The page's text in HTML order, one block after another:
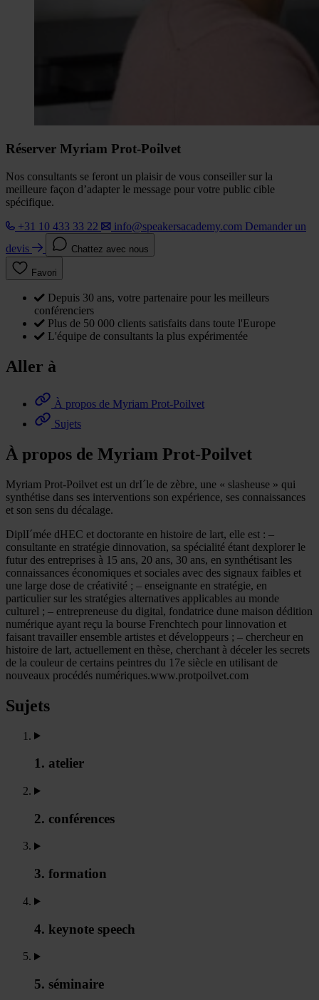
Réserver Myriam Prot-Poilvet
Nos consultants se feront un plaisir de vous conseiller sur la
meilleure façon d’adapter le message pour votre public cible
spécifique.
+31 10 433 33 22
info@speakersacademy.com Demander un
devis
Chattez avec nous
Favori
Depuis 30 ans, votre partenaire pour les meilleurs
conférenciers
Plus de 50 000 clients satisfaits dans toute l'Europe
L'équipe de consultants la plus expérimentée
Aller à
À propos de Myriam Prot-Poilvet
Sujets
À propos de Myriam Prot-Poilvet
Myriam Prot-Poilvet est un drI´le de zèbre, une « slasheuse » qui
synthétise dans ses interventions son expérience, ses connaissances
et son sens du décalage.
DiplI´mée dHEC et doctorante en histoire de lart, elle est : –
consultante en stratégie dinnovation, sa spécialité étant dexplorer le
futur des entreprises à 15 ans, 20 ans, 30 ans, en synthétisant les
connaissances économiques et sociales avec des signaux faibles et
une large dose de créativité ; – enseignante en stratégie, en
particulier sur les stratégies alternatives applicables au monde
culturel ; – entrepreneuse du digital, fondatrice dune maison dédition
numérique ayant reçu la bourse Frenchtech pour linnovation et
faisant travailler ensemble artistes et développeurs ; – chercheur en
histoire de lart, actuellement en thèse, cherchant à déceler les secrets
de la couleur de certains peintres du 17e siècle en utilisant de
nouveaux procédés numériques.www.protpoilvet.com
Sujets
1. atelier
2. conférences
3. formation
4. keynote speech
5. séminaire